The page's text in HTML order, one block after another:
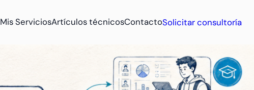
Mis ServiciosArtículos técnicosContactoSolicitar consultoría